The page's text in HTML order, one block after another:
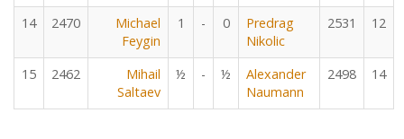
14 2470
Michael
Feygin
1 - 0
Predrag
Nikolic
2531 12
15 2462
Mihail
Saltaev
½ - ½
Alexander
Naumann
2498 14